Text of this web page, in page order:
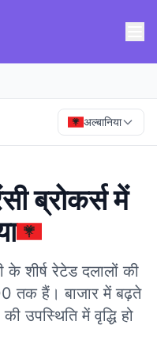
अल्बानिया
ब्रोकर्समें
के शीर्ष रेटेड दलालों की
तक हैं। बाजार में बढ़ते
उपस्थिति में वृद्धि हो